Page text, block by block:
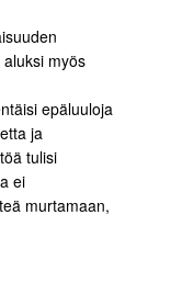
myös
epäluuloja
ja
tulisi
ei
murtamaan,